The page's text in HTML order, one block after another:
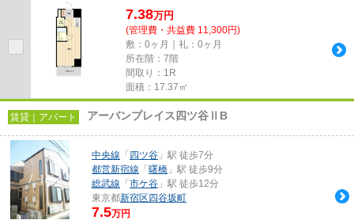
7.38万円
(管理費・共益費 11,300円)
敷：0ヶ月｜礼：0ヶ月
所在階：7階
間取り：1R
面積：17.37㎡
賃貸｜アパート アーバンプレイス四ツ谷ⅡB
中央線 「 四ツ谷 」駅 徒歩7分
都営新宿線 「 曙橋 」駅 徒歩9分
総武線 「 市ケ谷 」駅 徒歩12分
東京都新宿区 四谷坂町
7.5万円